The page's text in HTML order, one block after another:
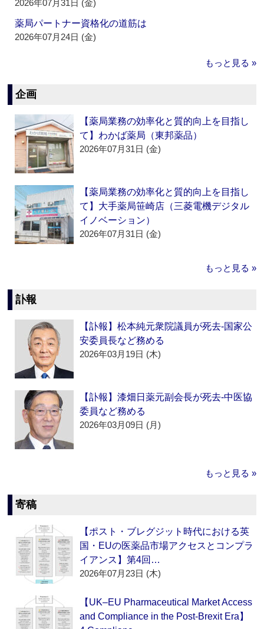
2026年07月31日 (金)
薬局パートナー資格化の道筋は
2026年07月24日 (金)
もっと見る »
企画
【薬局業務の効率化と質的向上を目指し
て】わかば薬局（東邦薬品）
2026年07月31日 (金)
【薬局業務の効率化と質的向上を目指し
て】大手薬局笹崎店（三菱電機デジタル
イノベーション）
2026年07月31日 (金)
もっと見る »
訃報
【訃報】松本純元衆院議員が死去‐国家公
安委員長など務める
2026年03月19日 (木)
【訃報】漆畑日薬元副会長が死去‐中医協
委員など務める
2026年03月09日 (月)
もっと見る »
寄稿
【ポスト・ブレグジット時代における英
国・EUの医薬品市場アクセスとコンプラ
イアンス】第4回…
2026年07月23日 (木)
【UK–EU Pharmaceutical Market Access
and Compliance in the Post-Brexit Era】